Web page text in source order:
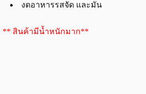
งดอาหารรสจัด และมัน
** สินค้ามีน้ำหนักมาก**